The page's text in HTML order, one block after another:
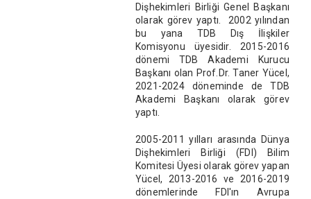
Dişhekimleri Birliği Genel Başkanı
olarak görev yaptı. 2002 yılından
bu yana TDB Dış İlişkiler
Komisyonu üyesidir. 2015-2016
dönemi TDB Akademi Kurucu
Başkanı olan Prof.Dr. Taner Yücel,
2021-2024 döneminde de TDB
Akademi Başkanı olarak görev
yaptı.
2005-2011 yılları arasında Dünya
Dişhekimleri Birliği (FDI) Bilim
Komitesi Üyesi olarak görev yapan
Yücel, 2013-2016 ve 2016-2019
dönemlerinde FDI'ın Avrupa